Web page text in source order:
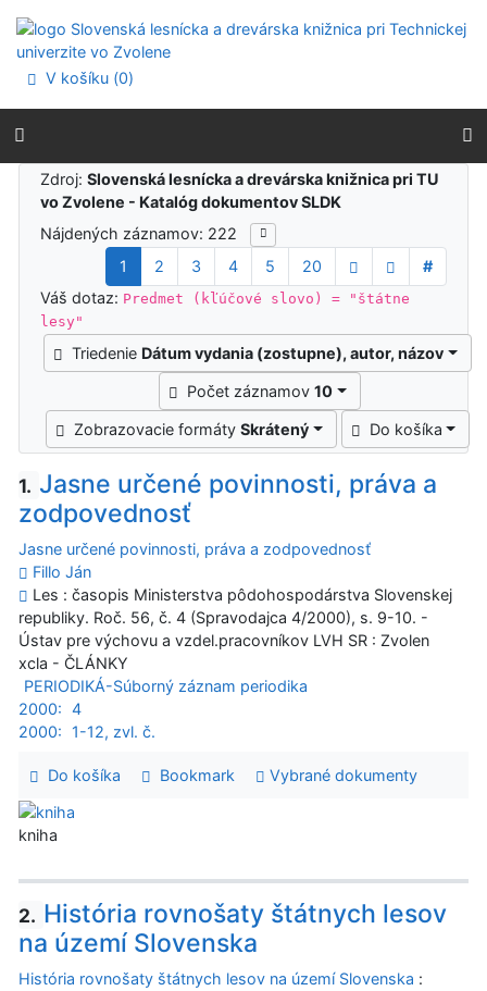
Prejsť na menu
Prehlásenie o webovej prístupnosti
V košíku (0)
Výsledky vyhľadávania
Zdroj:Slovenská lesnícka a drevárska knižnica pri TU
vo Zvolene - Katalóg dokumentov SLDK
Nájdených záznamov: 222
1
2 3 4 5 20
#
Váš dotaz: Predmet (kľúčové slovo) = "štátne
lesy"
Triedenie Dátum vydania (zostupne), autor, názov
Počet záznamov10
Zobrazovacie formátySkrátený Do košíka
1. Jasne určené povinnosti, práva a
zodpovednosť
Jasne určené povinnosti, práva a zodpovednosť
Fillo Ján
Les : časopis Ministerstva pôdohospodárstva Slovenskej
republiky. Roč. 56, č. 4 (Spravodajca 4/2000), s. 9-10. -
Ústav pre výchovu a vzdel.pracovníkov LVH SR : Zvolen
xcla - ČLÁNKY
PERIODIKÁ-Súborný záznam periodika
2000: 4
2000:
1-12, zvl. č.
Do košíka Bookmark Vybrané dokumenty
kniha
2. História rovnošaty štátnych lesov
na území Slovenska
História rovnošaty štátnych lesov na území Slovenska :